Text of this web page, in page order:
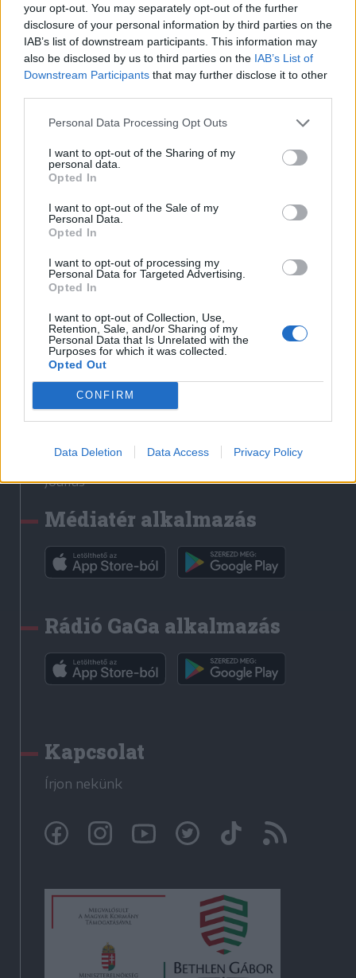
your opt-out. You may separately opt-out of the further
disclosure of your personal information by third parties on the
IAB’s list of downstream participants. This information may
also be disclosed by us to third parties on the IAB’s List of
Downstream Participants that may further disclose it to other
Personal Data Processing Opt Outs
I want to opt-out of the Sharing of my
personal data.
Opted In
I want to opt-out of the Sale of my
Personal Data.
Opted In
I want to opt-out of processing my
Personal Data for Targeted Advertising.
Opted In
I want to opt-out of Collection, Use,
Retention, Sale, and/or Sharing of my
Personal Data that Is Unrelated with the
Purposes for which it was collected.
Opted Out
CONFIRM
Data Deletion Data Access Privacy Policy
Szerzői jogok
Adatvédelmi tájékoztató
Cookie-kezelési tájékoztató
Hozzászólási szabályzat
Nyomtatott lapjaink archívuma
Székely Hírmondó archívuma
Sütibeállítások
Médiatér
Liget
Krónika
Bihari Napló
Erdélyi Napló
Főtér
Rádió GaGa
Jóállás
Médiatér alkalmazás
Rádió GaGa alkalmazás
Kapcsolat
Írjon nekünk